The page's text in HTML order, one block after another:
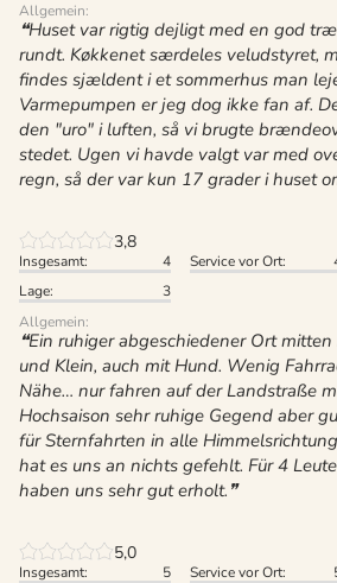
Allgemein:
Huset var rigtig dejligt med en god
rundt. Køkkenet særdeles veludstyret,
findes sjældent i et sommerhus man
Varmepumpen er jeg dog ikke fan af.
den "uro" i luften, så vi brugte
stedet. Ugen vi havde valgt var med
regn, så der var kun 17 grader i huset
3,8
Insgesamt: 4 Service vor Ort:
Lage:
3
Allgemein:
Ein ruhiger abgeschiedener Ort
und Klein, auch mit Hund. Wenig
Nähe… nur fahren auf der Landstraße
Hochsaison sehr ruhige Gegend aber
für Sternfahrten in alle
hat es uns an nichts gefehlt. Für 4
haben uns sehr gut erholt.
5,0
Insgesamt: 5 Service vor Ort: